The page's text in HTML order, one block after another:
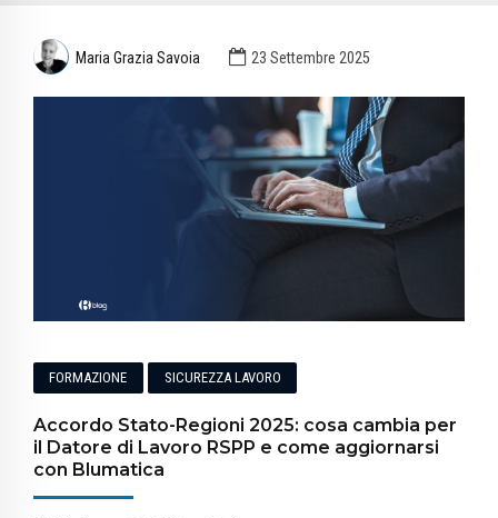
Maria Grazia Savoia 23 Settembre 2025
FORMAZIONE SICUREZZA LAVORO
Accordo Stato-Regioni 2025: cosa cambia per
il Datore di Lavoro RSPP e come aggiornarsi
con Blumatica